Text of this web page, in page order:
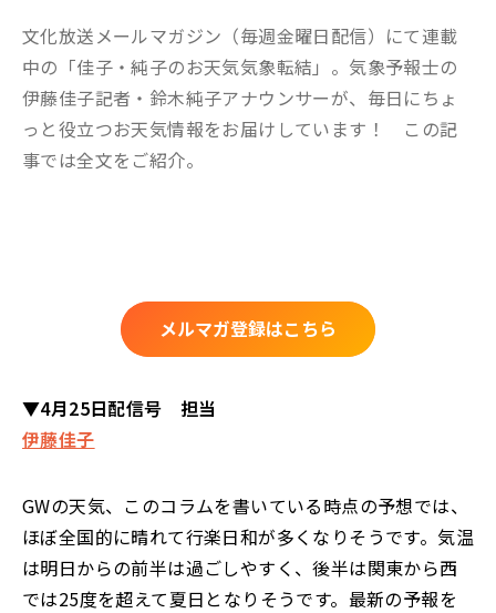
文化放送メールマガジン（毎週金曜日配信）にて連載
中の「佳子・純子のお天気気象転結」。気象予報士の
伊藤佳子記者・鈴木純子アナウンサーが、毎日にちょ
っと役立つお天気情報をお届けしています！ この記
事では全文をご紹介。
メルマガ登録はこちら
▼4月25日配信号 担当
伊藤佳子
GWの天気、このコラムを書いている時点の予想では、
ほぼ全国的に晴れて行楽日和が多くなりそうです。気温
は明日からの前半は過ごしやすく、後半は関東から西
では25度を超えて夏日となりそうです。最新の予報を